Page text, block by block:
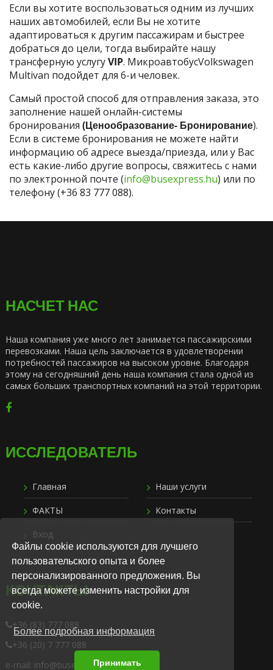
Файлы cookie используются для лучшего
пользовательского опыта и более
персонализированного предложения. Вы
всегда можете изменить настройки для
cookie.
Более подробная информация
Принимать
Если вы хотите воспользоваться одним из лучших
наших автомобилей, если Вы не хотите
адаптироваться к другим пассажирам и быстрее
добраться до цели, тогда выбирайте нашу
трансферную услугуVIP. МикроавтобусVolkswagen
Multivan подойдет для 6-и человек.
Самый простой способ для отправления заказа, это
заполнение нашей онлайн-системы
бронирования (Ценообразование- Бронирование).
Если в системе бронирования не можете найти
информацию об адресе выезда/приезда, или у Вас
есть какие-либо другие вопросы, свяжитесь с нами
по электронной почте (info@busexpress.hu) или по
телефону (+36 83 777 088).
НАСЧЕТ НАС
Наша компания уже много лет занимается пассажирскими
перевозками. Наша цель заключается в удовлетворении
потребностей пассажиров на высоком уровне. Благодаря
этому на сегодняшний день наша компания стала одной из
самых больших транспортных компаний на этой территории.
ИССЛЕДОВАТЕЛЬ
Главная Наши услуги
ФАКТЫ Контакты
Вход
КОНТАКТЫ
+36 (83) 777 088
+36 (20) 7 777 088
e-mail: info@busexpress.hu